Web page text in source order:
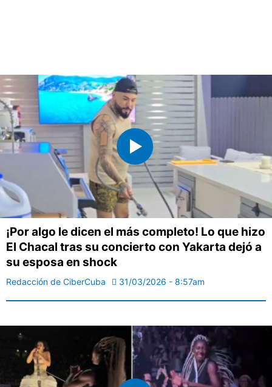
¡Por algo le dicen el más completo! Lo que hizo
El Chacal tras su concierto con Yakarta dejó a
su esposa en shock
Redacción de CiberCuba 31/03/2026 - 8:57am